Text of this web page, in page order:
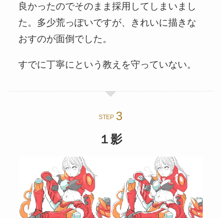
良かったのでそのまま採用してしまいまし
た。多少荒っぽいですが、きれいに描きな
おすのが面倒でした。
すでに丁寧にという教えを守っていない。
STEP
１影